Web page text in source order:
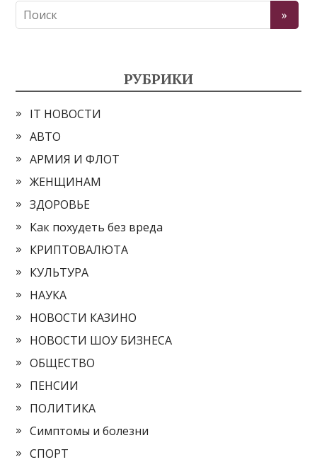
РУБРИКИ
IT НОВОСТИ
АВТО
АРМИЯ И ФЛОТ
ЖЕНЩИНАМ
ЗДОРОВЬЕ
Как похудеть без вреда
КРИПТОВАЛЮТА
КУЛЬТУРА
НАУКА
НОВОСТИ КАЗИНО
НОВОСТИ ШОУ БИЗНЕСА
ОБЩЕСТВО
ПЕНСИИ
ПОЛИТИКА
Симптомы и болезни
СПОРТ